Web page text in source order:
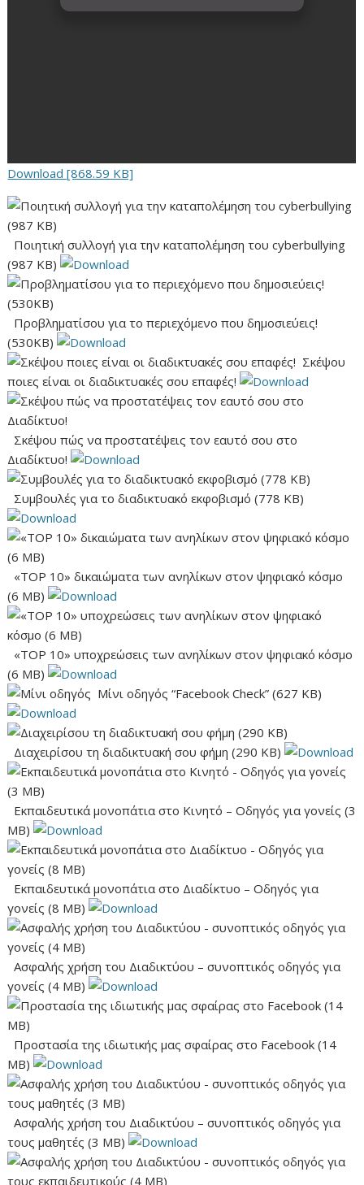
Download [868.59 KB]
Ποιητική συλλογή για την καταπολέμηση του cyberbullying
(987 ΚΒ)
Προβληματίσου για το περιεχόμενο που δημοσιεύεις!
(530ΚΒ)
Σκέψου
ποιες είναι οι διαδικτυακές σου επαφές!
Σκέψου πώς να προστατέψεις τον εαυτό σου στο
Διαδίκτυο!
Συμβουλές για το διαδικτυακό εκφοβισμό (778 KB)
«TOP 10» δικαιώματα των ανηλίκων στον ψηφιακό κόσμο
(6 ΜΒ)
«TOP 10» υποχρεώσεις των ανηλίκων στον ψηφιακό κόσμο
(6 ΜΒ)
Μίνι οδηγός “Facebook Check” (627 ΚΒ)
Διαχειρίσου τη διαδικτυακή σου φήμη (290 KB)
Εκπαιδευτικά μονοπάτια στο Κινητό – Οδηγός για γονείς (3
MB)
Εκπαιδευτικά μονοπάτια στο Διαδίκτυο – Οδηγός για
γονείς (8 MB)
Ασφαλής χρήση του Διαδικτύου – συνοπτικός οδηγός για
γονείς (4 ΜB)
Προστασία της ιδιωτικής μας σφαίρας στο Facebook (14
ΜΒ)
Ασφαλής χρήση του Διαδικτύου – συνοπτικός οδηγός για
τους μαθητές (3 MB)